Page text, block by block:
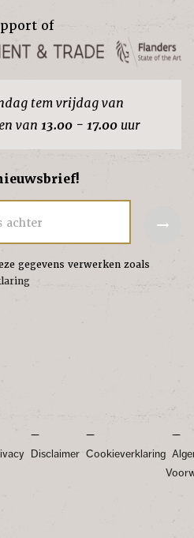
of
tem vrijdag van
van 13.00 - 17.00uur
achter →
gegevens verwerken zoals
Disclaimer Cookieverklaring